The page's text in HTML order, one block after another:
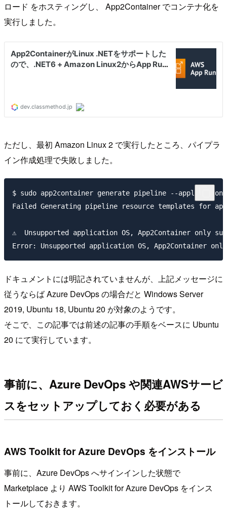
ロード をホスティングし、 App2Container でコンテナ化を
実行しました。
ただし、最初 Amazon Linux 2 で実行したところ、パイプラ
イン作成処理で失敗しました。
$ sudo app2container generate pipeline --
Failed Generating pipeline resource templates for
⚠️  Unsupported application OS, App2Container only
ドキュメントには明記されていませんが、上記メッセージに
従うならば Azure DevOps の場合だと Windows Server
2019, Ubuntu 18, Ubuntu 20 が対象のようです。
そこで、この記事では前述の記事の手順をベースに Ubuntu
20 にて実行しています。
事前に、Azure DevOps や関連AWSサービ
スをセットアップしておく必要がある
AWS Toolkit for Azure DevOps をインストール
事前に、Azure DevOps へサインインした状態で
Marketplace より AWS Toolkit for Azure DevOps をインス
トールしておきます。